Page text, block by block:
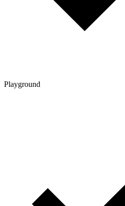
Playground